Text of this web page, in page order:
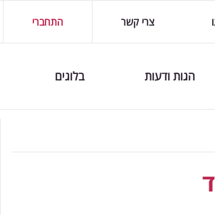
התחברי צרי קשר
הגות ודעות בלוגים